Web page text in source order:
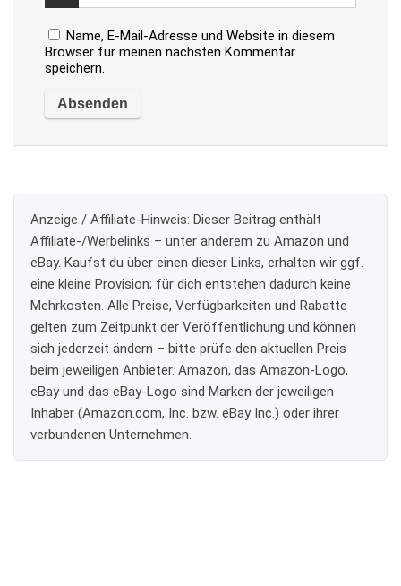
Name, E-Mail-Adresse und Website in diesem
Browser für meinen nächsten Kommentar
speichern.
Anzeige / Affiliate-Hinweis: Dieser Beitrag enthält
Affiliate-/Werbelinks – unter anderem zu Amazon und
eBay. Kaufst du über einen dieser Links, erhalten wir ggf.
eine kleine Provision; für dich entstehen dadurch keine
Mehrkosten. Alle Preise, Verfügbarkeiten und Rabatte
gelten zum Zeitpunkt der Veröffentlichung und können
sich jederzeit ändern – bitte prüfe den aktuellen Preis
beim jeweiligen Anbieter. Amazon, das Amazon-Logo,
eBay und das eBay-Logo sind Marken der jeweiligen
Inhaber (Amazon.com, Inc. bzw. eBay Inc.) oder ihrer
verbundenen Unternehmen.